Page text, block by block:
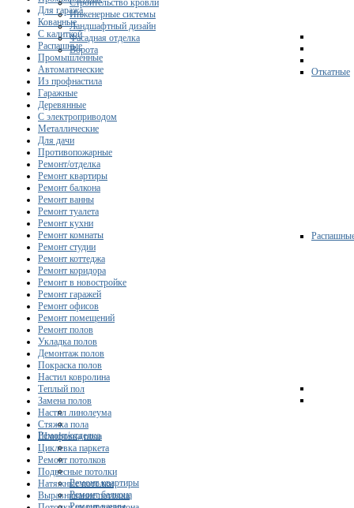
Строительство кровли
Инженерные системы
Ландшафтный дизайн
Фасадная отделка
Ворота
Откатные
Ремонт/отделка
Ремонт квартиры
Ремонт балкона
Для гаража
Кованные
С калиткой
Распашные
Промышленные
Автоматические
Из профнастила
Гаражные
Деревянные
С электроприводом
Металлические
Для дачи
Противопожарные
Ремонт/отделка
Ремонт квартиры
Ремонт балкона
Ремонт ванны
Ремонт туалета
Ремонт кухни
Ремонт комнаты
Ремонт студии
Ремонт коттеджа
Ремонт коридора
Ремонт в новостройке
Ремонт гаражей
Ремонт офисов
Ремонт помещений
Ремонт полов
Укладка полов
Демонтаж полов
Покраска полов
Настил ковролина
Теплый пол
Замена полов
Настил линолеума
Стяжка пола
Шлифовка пола
Циклевка паркета
Ремонт потолков
Подвесные потолки
Натяжные потолки
Выравнивание потолка